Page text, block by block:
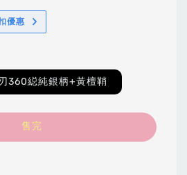
優惠
360縂純銀柄+黃檀鞘
售完